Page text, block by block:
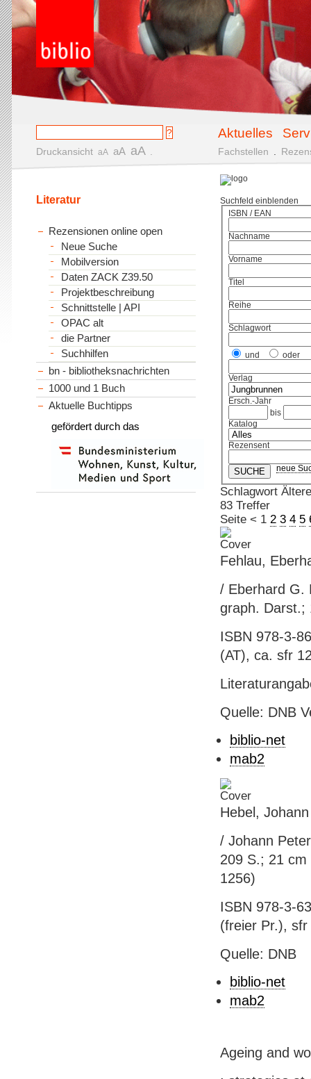
Aktuelles
Druckansicht aA aA aA Fachstellen
Suchfeld einblenden
ISBN / EAN
Nachname
Vorname
Titel
Reihe
Schlagwort
und oder
Verlag
Ersch.-Jahr
bis
Katalog
Rezensent
neue
Schlagwort
83 Treffer
Seite < 1 2 3 4 5
Fehlau,
/ Eberhard G.
graph. Darst.;
ISBN 978-3-
(AT), ca. sfr
Quelle: DNB
biblio-net
mab2
Hebel,
/ Johann
209 S.; 21
1256)
ISBN 978-3-
(freier Pr.), sfr
Quelle: DNB
biblio-net
mab2
Ageing and
Literatur
Rezensionen online open
Neue Suche
Mobilversion
Daten ZACK Z39.50
Projektbeschreibung
Schnittstelle | API
OPAC alt
die Partner
Suchhilfen
bn - bibliotheksnachrichten
1000 und 1 Buch
Aktuelle Buchtipps
gefördert durch das